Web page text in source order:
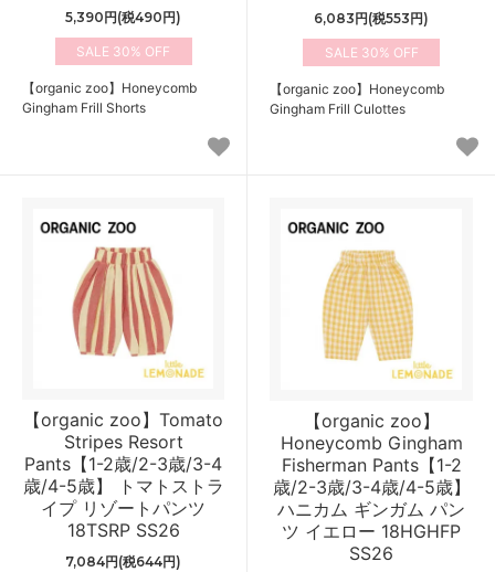
5,390円(税490円)
30%
【organic zoo】Honeycomb
Gingham Frill Shorts
6,083円(税553円)
30%
【organic zoo】Honeycomb
Gingham Frill Culottes
【organic zoo】Tomato
Stripes Resort
Pants【1-2歳/2-3歳/3-4
歳/4-5歳】 トマトストラ
イプ リゾートパンツ
18TSRP SS26
7,084円(税644円)
【organic zoo】
Honeycomb Gingham
Fisherman Pants【1-2
歳/2-3歳/3-4歳/4-5歳】
ハニカム ギンガム パン
ツ イエロー 18HGHFP
SS26